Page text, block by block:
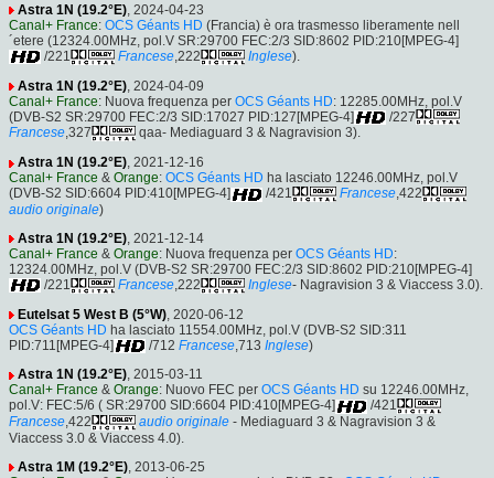
Astra 1N (19.2°E) , 2024-04-23
Canal+ France: OCS Géants HD (Francia) è ora trasmesso liberamente nell
´etere (12324.00MHz, pol.V SR:29700 FEC:2/3 SID:8602 PID:210[MPEG-4]
/221
Francese ,222 Inglese).
Astra 1N (19.2°E) , 2024-04-09
Canal+ France: Nuova frequenza per OCS Géants HD: 12285.00MHz, pol.V
(DVB-S2 SR:29700 FEC:2/3 SID:17027 PID:127[MPEG-4]
/227
Francese,327
qaa- Mediaguard 3 & Nagravision 3).
Astra 1N (19.2°E), 2021-12-16
Canal+ France & Orange: OCS Géants HD ha lasciato 12246.00MHz, pol.V
(DVB-S2 SID:6604 PID:410[MPEG-4]
/421 Francese,422
audio originale)
Astra 1N (19.2°E), 2021-12-14
Canal+ France & Orange: Nuova frequenza per OCS Géants HD:
12324.00MHz, pol.V (DVB-S2 SR:29700 FEC:2/3 SID:8602 PID:210[MPEG-4]
/221
Francese,222 Inglese- Nagravision 3 & Viaccess 3.0).
Eutelsat 5 West B (5°W), 2020-06-12
OCS Géants HD ha lasciato 11554.00MHz, pol.V (DVB-S2 SID:311
PID:711[MPEG-4]
/712 Francese,713 Inglese)
Astra 1N (19.2°E), 2015-03-11
Canal+ France & Orange: Nuovo FEC per OCS Géants HD su 12246.00MHz,
pol.V: FEC:5/6 ( SR:29700 SID:6604 PID:410[MPEG-4]
/421
Francese,422 audio originale - Mediaguard 3 & Nagravision 3 &
Viaccess 3.0 & Viaccess 4.0).
Astra 1M (19.2°E), 2013-06-25